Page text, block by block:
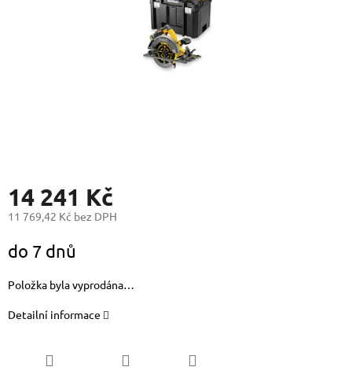
14 241 Kč
11 769,42 Kč bez DPH
cena:
do 7 dnů
Položka byla vyprodána…
Detailní informace